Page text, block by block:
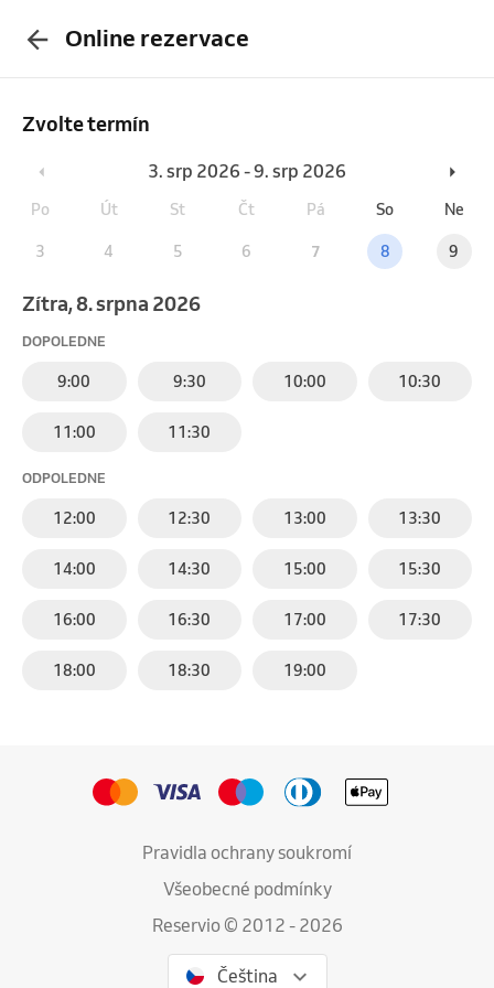
Online rezervace
Zvolte termín
3. srp 2026 - 9. srp 2026
Po Út St Čt Pá So Ne
3 4 5 6 7 8 9
Zítra, 8. srpna 2026
DOPOLEDNE
9:00 9:30 10:00 10:30
11:00 11:30
ODPOLEDNE
12:00 12:30 13:00 13:30
14:00 14:30 15:00 15:30
16:00 16:30 17:00 17:30
18:00 18:30 19:00
Pravidla ochrany soukromí
Všeobecné podmínky
Reservio © 2012 - 2026
Čeština